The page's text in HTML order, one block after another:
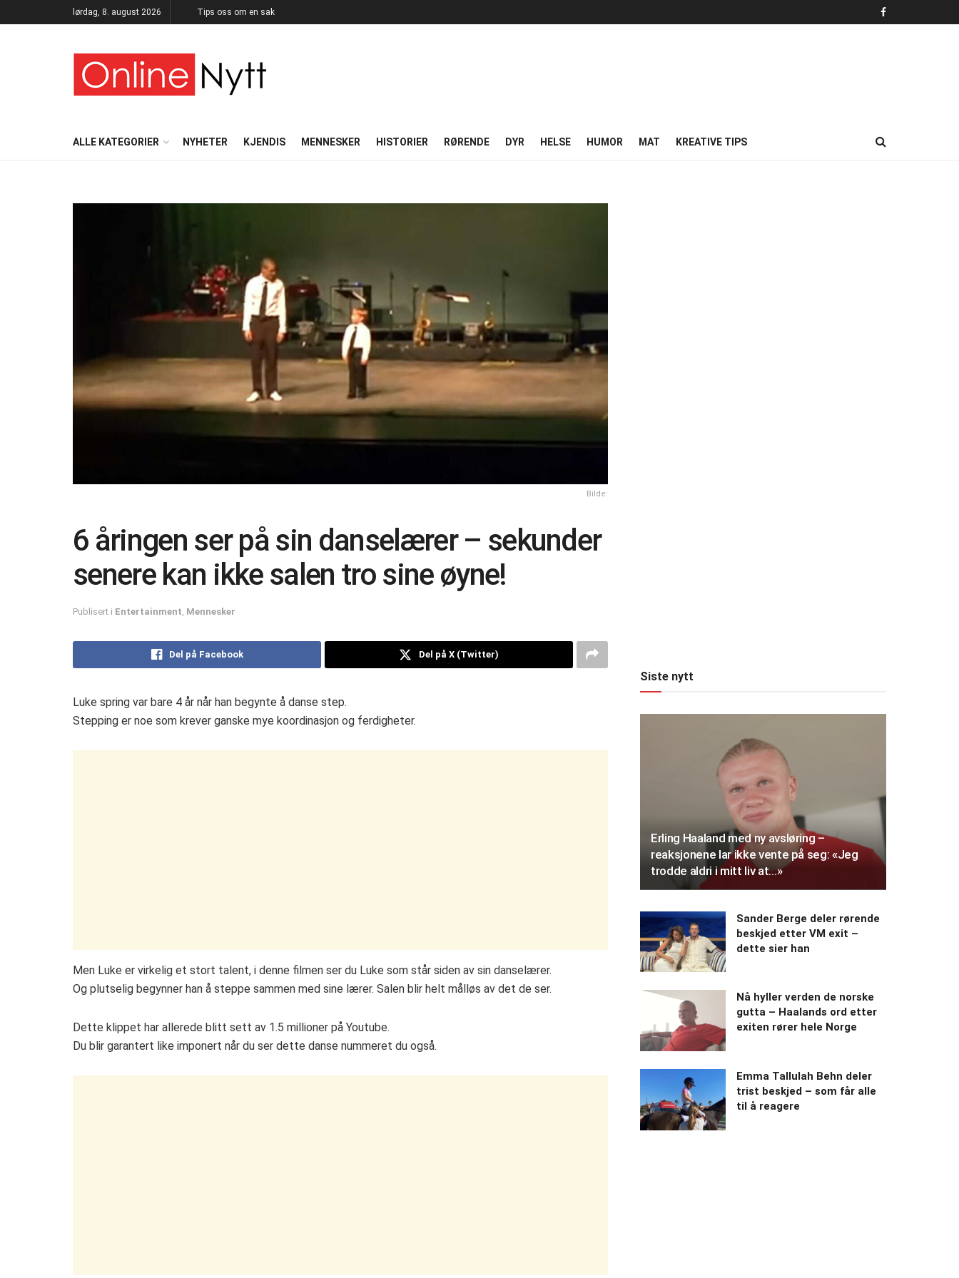
lørdag, 8. august 2026 Tips oss om en sak
ALLE KATEGORIER NYHETER KJENDIS MENNESKER HISTORIER RØRENDE DYR HELSE HUMOR MAT KREATIVE TIPS
Bilde:
6 åringen ser på sin danselærer – sekunder
senere kan ikke salen tro sine øyne!
Publisert i Entertainment, Mennesker
Del på Facebook Del på X (Twitter)
Luke spring var bare 4 år når han begynte å danse step.
Stepping er noe som krever ganske mye koordinasjon og ferdigheter.
Men Luke er virkelig et stort talent, i denne filmen ser du Luke som står siden av sin danselærer.
Og plutselig begynner han å steppe sammen med sine lærer. Salen blir helt målløs av det de ser.
Dette klippet har allerede blitt sett av 1.5 millioner på Youtube.
Du blir garantert like imponert når du ser dette danse nummeret du også.
Siste nytt
Erling Haaland med ny avsløring –
reaksjonene lar ikke vente på seg: «Jeg
trodde aldri i mitt liv at…»
Sander Berge deler rørende
beskjed etter VM exit –
dette sier han
Nå hyller verden de norske
gutta – Haalands ord etter
exiten rører hele Norge
Emma Tallulah Behn deler
trist beskjed – som får alle
til å reagere